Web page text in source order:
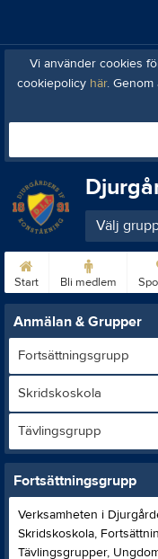
Vi använder cookies
cookiepolicy här. Genom
Välj
Start Bli medlem
Anmälan & Grupper
Fortsättningsgrupp
Skridskoskola
Tävlingsgrupp
Fortsättningsgrupp
Verksamheten i
Skridskoskola,
Tävlingsgrupper,